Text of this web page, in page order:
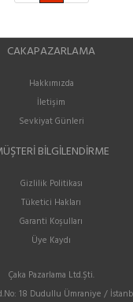
CAKAPAZARLAMA
Hakkımızda
İletişim
Sevkiyat Günleri
BILGILENDIRME
Gizlilik Politikası
Tüketici Hakları
Garanti Koşulları
Üye Kaydı
Çaka Pazarlama Ltd.Şti.
18 Dudullu Ümraniye /